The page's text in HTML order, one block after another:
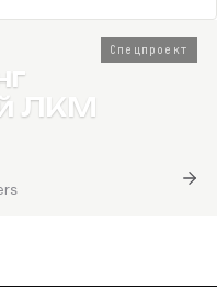
Спецпроект
ЛКМ